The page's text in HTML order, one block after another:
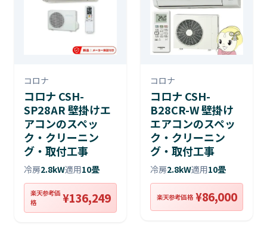
コロナ
コロナ CSH-
SP28AR 壁掛けエ
アコンのスペッ
ク・クリーニン
グ・取付工事
冷房2.8kW適用10畳
楽天参考価
格
¥136,249
コロナ
コロナ CSH-
B28CR-W 壁掛け
エアコンのスペッ
ク・クリーニン
グ・取付工事
冷房2.8kW適用10畳
楽天参考価格 ¥86,000